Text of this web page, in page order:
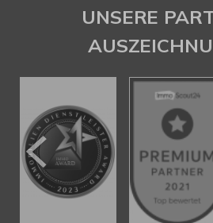
Pfund Immobilien
UNSERE